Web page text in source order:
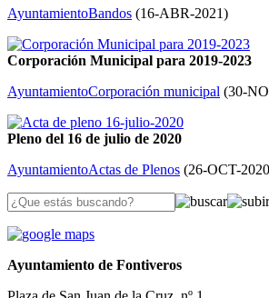
AyuntamientoBandos (16-ABR-2021)
Corporación Municipal para 2019-2023
AyuntamientoCorporación municipal (30-
Pleno del 16 de julio de 2020
AyuntamientoActas de Plenos (26-OCT-2020
Ayuntamiento de Fontiveros